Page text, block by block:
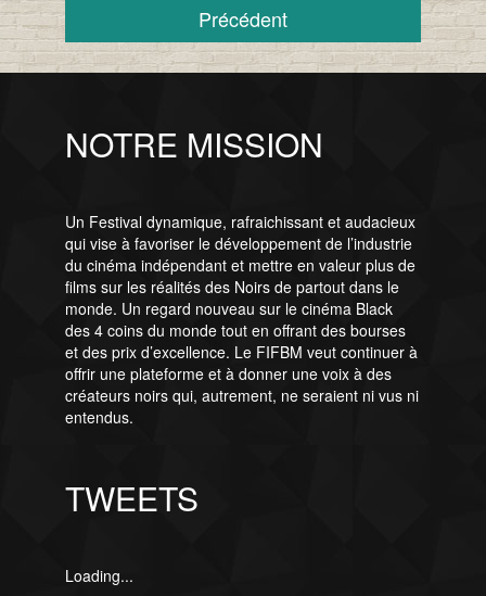
Précédent
NOTRE MISSION
Un Festival dynamique, rafraichissant et audacieux
qui vise à favoriser le développement de l’industrie
du cinéma indépendant et mettre en valeur plus de
films sur les réalités des Noirs de partout dans le
monde. Un regard nouveau sur le cinéma Black
des 4 coins du monde tout en offrant des bourses
et des prix d’excellence. Le FIFBM veut continuer à
offrir une plateforme et à donner une voix à des
créateurs noirs qui, autrement, ne seraient ni vus ni
entendus.
TWEETS
Loading...